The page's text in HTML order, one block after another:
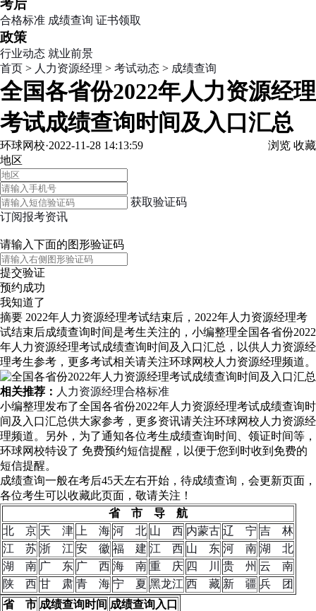
考后
合格标准 成绩查询 证书领取
政策
行业动态 就业前景
首页 > 人力资源经理 > 考试动态 > 成绩查询
全国各省份2022年人力资源经理
考试成绩查询时间及入口汇总
环球网校·2022-11-28 14:13:59 浏览 收藏
地区
获取验证码
订阅报考资讯
请输入下面的图形验证码
提交验证
预约成功
我知道了
摘要 2022年人力资源经理考试结束后，2022年人力资源经理考
试结束后成绩查询时间是考生关注的，小编整理全国各省份2022
年人力资源经理考试成绩查询时间及入口汇总，以供人力资源经
理考生参考，更多考试相关请关注环球网校人力资源经理频道。
相关推荐： 人力资源经理合格标准
小编整理发布了全国各省份2022年人力资源经理考试成绩查询时
间及入口汇总供大家参考，更多资讯请关注环球网校人力资源经
理频道。另外，为了通知各位考生成绩查询时间、领证时间等，
环球网校特设了 免费预约短信提醒 ，以便于您到时收到免费的
短信提醒。
成绩查询一般在考后45天左右开始，待成绩查询，会更新页面，
各位考生可以收藏此页面，敬请关注！
省 市 导 航
北 京 天 津 上 海 河 北 山 西 内蒙古 辽 宁 吉 林
江 苏 浙 江 安 徽 福 建 江 西 山 东 河 南 湖 北
湖 南 广 东 广 西 海 南 重 庆 四 川 贵 州 云 南
陕 西 甘 肃 青 海 宁 夏 黑龙江 西 藏 新 疆 兵 团
省 市 成绩查询时间 成绩查询入口